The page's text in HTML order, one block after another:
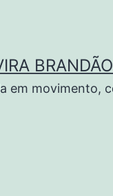
em movimento,